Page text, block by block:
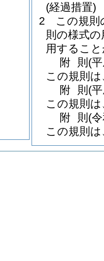
(経過措置)
2
この規則
則の様式
用するこ
附 則 (
この規則
附 則 (
この規則
附 則 (
この規則